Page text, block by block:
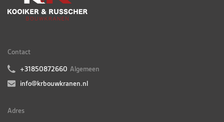
Contact
+31850872660 Algemeen
info@krbouwkranen.nl
Adres